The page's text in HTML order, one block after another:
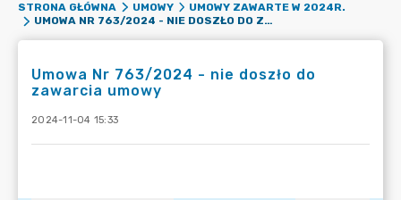
STRONA GŁÓWNA UMOWY
UMOWY ZAWARTE W 2024R.
UMOWA NR 763/2024 - NIE DOSZŁO DO ZAWARCIA UMOWY
Umowa Nr 763/2024 - nie doszło do
zawarcia umowy
2024-11-04 15:33